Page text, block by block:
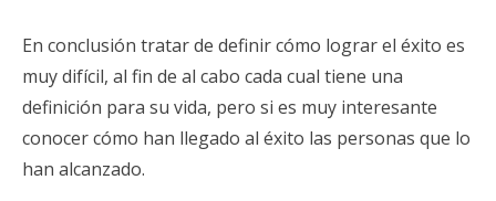
En conclusión tratar de definir cómo lograr el éxito es
muy difícil, al fin de al cabo cada cual tiene una
definición para su vida, pero si es muy interesante
conocer cómo han llegado al éxito las personas que lo
han alcanzado.